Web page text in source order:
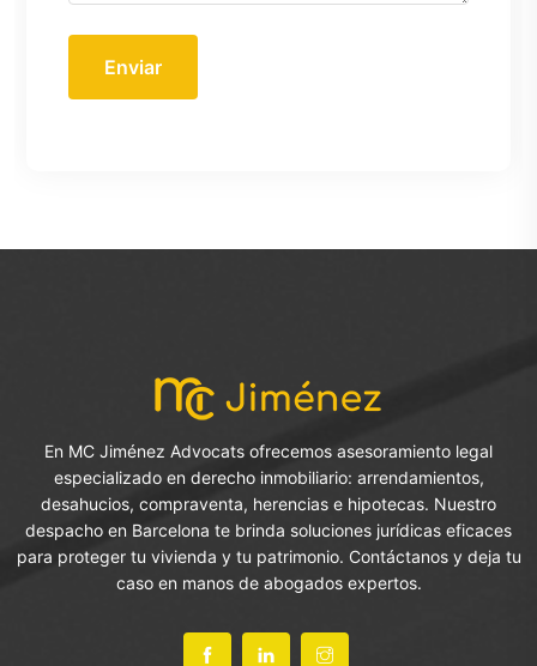
Enviar
En MC Jiménez Advocats ofrecemos asesoramiento legal
especializado en derecho inmobiliario: arrendamientos,
desahucios, compraventa, herencias e hipotecas. Nuestro
despacho en Barcelona te brinda soluciones jurídicas eficaces
para proteger tu vivienda y tu patrimonio. Contáctanos y deja tu
caso en manos de abogados expertos.